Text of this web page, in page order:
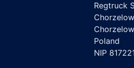
Regtruck
Poland
NIP